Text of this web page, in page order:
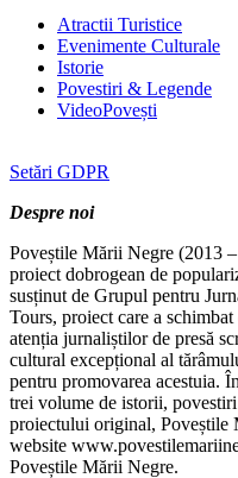
Atractii Turistice
Evenimente Culturale
Istorie
Povestiri & Legende
VideoPovești
Setări GDPR
Despre noi
Poveștile Mării Negre (2013
proiect dobrogean de
susținut de Grupul pentru
Tours, proiect care a
atenția jurnaliștilor de presă
cultural excepțional al
pentru promovarea acestuia.
trei volume de istorii,
proiectului original, Poveștile
website
Poveștile Mării Negre.